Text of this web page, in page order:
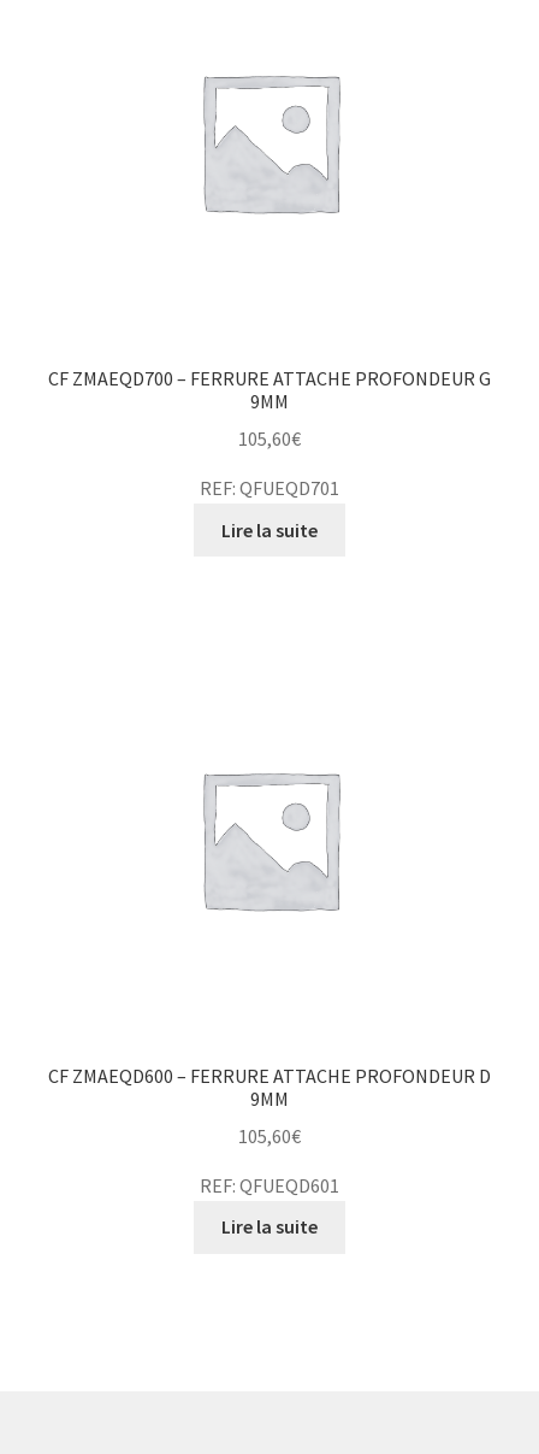
CF ZMAEQD700 – FERRURE ATTACHE PROFONDEUR G
9MM
105,60€
REF: QFUEQD701
Lire la suite
CF ZMAEQD600 – FERRURE ATTACHE PROFONDEUR D
9MM
105,60€
REF: QFUEQD601
Lire la suite